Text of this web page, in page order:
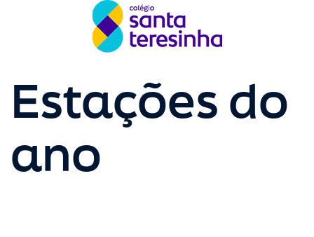
Estações do
ano